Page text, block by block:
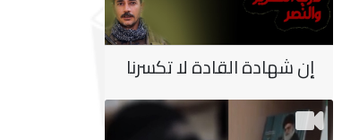
إن شهادة القادة لا تكسرنا